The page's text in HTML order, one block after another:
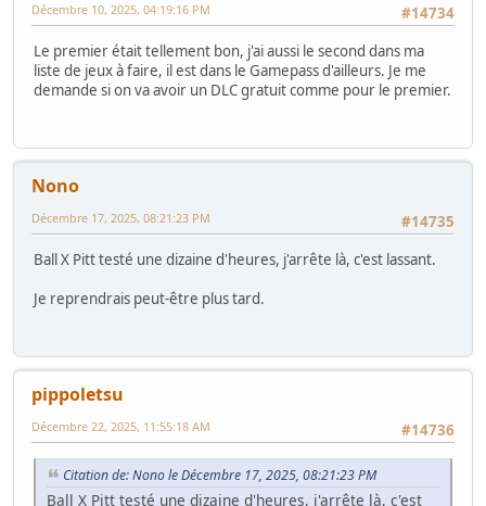
#14734
Décembre 10, 2025, 04:19:16 PM
Le premier était tellement bon, j'ai aussi le second dans ma
liste de jeux à faire, il est dans le Gamepass d'ailleurs. Je me
demande si on va avoir un DLC gratuit comme pour le premier.
Nono
#14735
Décembre 17, 2025, 08:21:23 PM
Ball X Pitt testé une dizaine d'heures, j'arrête là, c'est lassant.
Je reprendrais peut-être plus tard.
pippoletsu
#14736
Décembre 22, 2025, 11:55:18 AM
Citation de: Nono le Décembre 17, 2025, 08:21:23 PM
Ball X Pitt testé une dizaine d'heures, j'arrête là, c'est